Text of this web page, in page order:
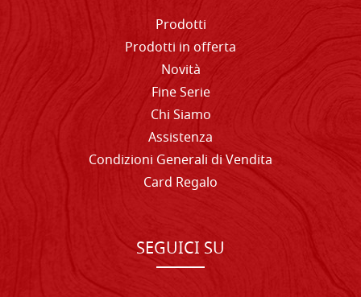
Prodotti
Prodotti in offerta
Novità
Fine Serie
Chi Siamo
Assistenza
Condizioni Generali di Vendita
Card Regalo
SEGUICI SU